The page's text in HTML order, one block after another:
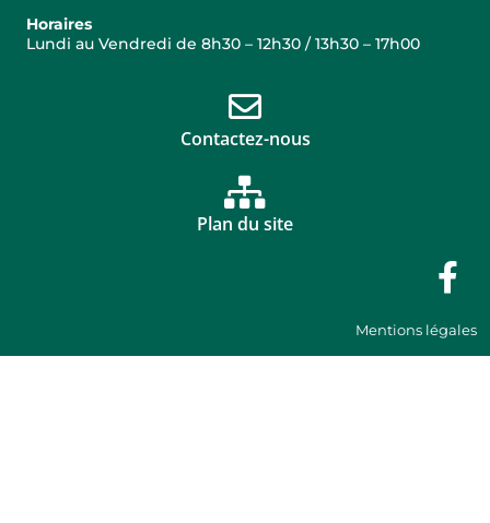
Horaires
Lundi au Vendredi de 8h30 – 12h30 / 13h30 – 17h00
Contactez-nous
Plan du site
Mentions légales